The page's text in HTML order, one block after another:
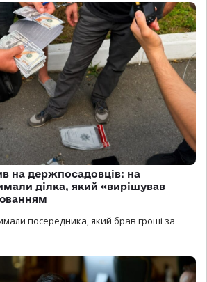
на держпосадовців: на
ділка, який «вирішував
посередника, який брав гроші за